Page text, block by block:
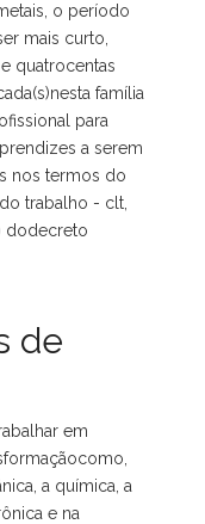
o período
mais curto,
quatrocentas
família
para
a serem
nos termos do
trabalho - clt,
dodecreto
de
em
a química, a
e na